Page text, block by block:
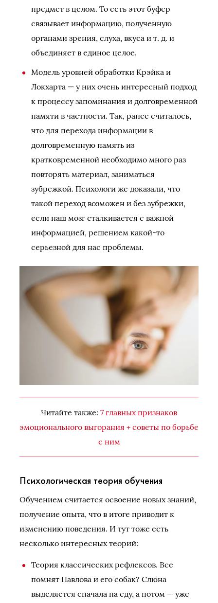
предмет в целом. То есть этот буфер
связывает информацию, полученную
органами зрения, слуха, вкуса и т. д. и
объединяет в единое целое.
Модель уровней обработки Крэйка и
Локхарта — у них очень интересный подход
к процессу запоминания и долговременной
памяти в частности. Так, ранее считалось,
что для перехода информации в
долговременную память из
кратковременной необходимо много раз
повторять материал, заниматься
зубрежкой. Психологи же доказали, что
такой переход возможен и без зубрежки,
если наш мозг сталкивается с важной
информацией, решением какой-то
серьезной для нас проблемы.
Читайте также: 7 главных признаков
эмоционального выгорания + советы по борьбе
с ним
Психологическая теория обучения
Обучением считается освоение новых знаний,
получение опыта, что в итоге приводит к
изменению поведения. И тут тоже есть
несколько интересных теорий:
Теория классических рефлексов. Все
помнят Павлова и его собак? Слюна
выделяется сначала на еду, а потом — уже